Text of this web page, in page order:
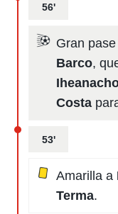
56'
Gran
Barco,
Costa
53'
Amarilla a
Terma.